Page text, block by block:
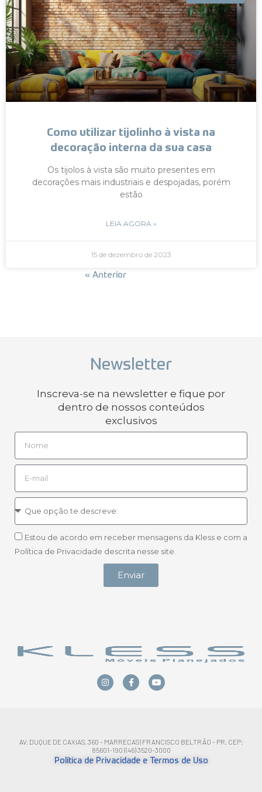
Como utilizar tijolinho à vista na
decoração interna da sua casa
Os tijolos à vista são muito presentes em
decorações mais industriais e despojadas, porém
estão
LEIA AGORA »
15 de dezembro de 2023
« Anterior
Newsletter
Inscreva-se na newsletter e fique por
dentro de nossos conteúdos
exclusivos
Estou de acordo em receber mensagens da Kless e com a
Política de Privacidade descrita nesse site.
Enviar
AV. DUQUE DE CAXIAS, 360 - MARRECAS | FRANCISCO BELTRÃO - PR, CEP:
85601-190 | (46) 3520-3000
Política de Privacidade e Termos de Uso